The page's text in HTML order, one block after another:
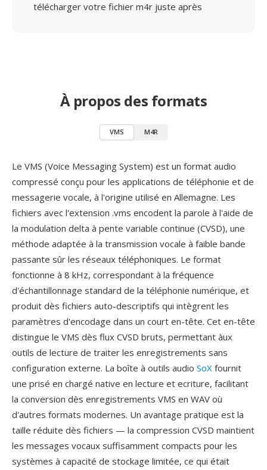
télécharger votre fichier m4r juste après
À propos des formats
VMS M4R
Le VMS (Voice Messaging System) est un format audio
compressé conçu pour les applications de téléphonie et de
messagerie vocale, à l'origine utilisé en Allemagne. Les
fichiers avec l'extension .vms encodent la parole à l'aide de
la modulation delta à pente variable continue (CVSD), une
méthode adaptée à la transmission vocale à faible bande
passante sûr les réseaux téléphoniques. Le format
fonctionne à 8 kHz, correspondant à la fréquence
d'échantillonnage standard de la téléphonie numérique, et
produit dès fichiers auto-descriptifs qui intègrent les
paramètres d'encodage dans un court en-tête. Cet en-tête
distingue le VMS dès flux CVSD bruts, permettant àux
outils de lecture de traiter les enregistrements sans
configuration externe. La boîte à outils audio SoX fournit
une prisé en chargé native en lecture et ecriture, facilitant
la conversion dès enregistrements VMS en WAV où
d'autres formats modernes. Un avantage pratique est la
taille réduite dès fichiers — la compression CVSD maintient
les messages vocaux suffisamment compacts pour les
systèmes à capacité de stockage limitée, ce qui était